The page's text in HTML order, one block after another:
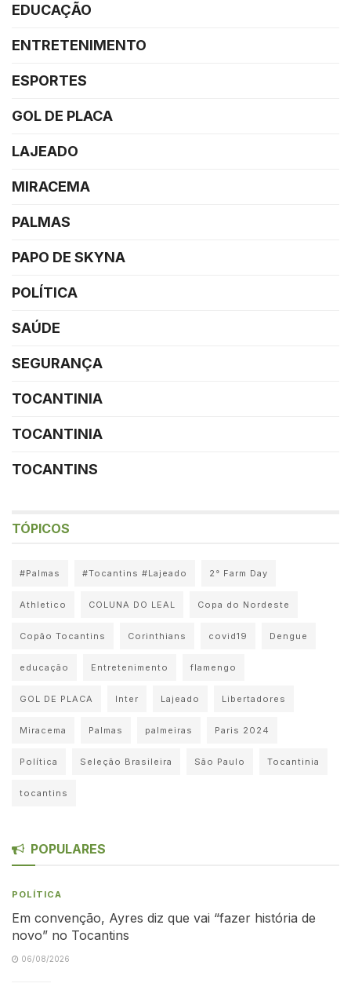
EDUCAÇÃO
ENTRETENIMENTO
ESPORTES
GOL DE PLACA
LAJEADO
MIRACEMA
PALMAS
PAPO DE SKYNA
POLÍTICA
SAÚDE
SEGURANÇA
TOCANTINIA
TOCANTINIA
TOCANTINS
TÓPICOS
#Palmas #Tocantins #Lajeado 2° Farm Day
Athletico COLUNA DO LEAL Copa do Nordeste
Copão Tocantins Corinthians covid19 Dengue
educação Entretenimento flamengo
GOL DE PLACA Inter Lajeado Libertadores
Miracema Palmas palmeiras Paris 2024
Política Seleção Brasileira São Paulo Tocantinia
tocantins
POPULARES
POLÍTICA
Em convenção, Ayres diz que vai “fazer história de
novo” no Tocantins
06/08/2026